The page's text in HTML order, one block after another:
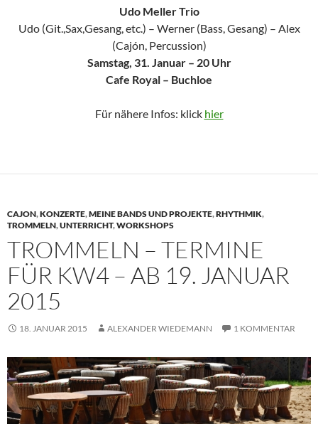
Udo Meller Trio
Udo (Git.,Sax,Gesang, etc.) – Werner (Bass, Gesang) – Alex
(Cajón, Percussion)
Samstag, 31. Januar – 20 Uhr
Cafe Royal – Buchloe
Für nähere Infos: klick hier
CAJON,KONZERTE,MEINE BANDS UND PROJEKTE,RHYTHMIK,
TROMMELN,UNTERRICHT,WORKSHOPS
TROMMELN – TERMINE
FÜR KW4 – AB 19. JANUAR
2015
18. JANUAR 2015 ALEXANDER WIEDEMANN 1 KOMMENTAR